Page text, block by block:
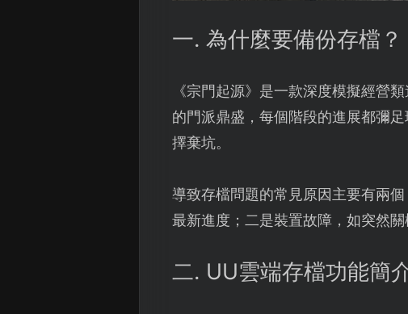
一. 為什麼要備份存檔？
《宗門起源》是一款深度模擬經營
的門派鼎盛，每個階段的進展都彌
擇棄坑。
導致存檔問題的常見原因主要有兩
最新進度；二是裝置故障，如突然
二. UU雲端存檔功能簡